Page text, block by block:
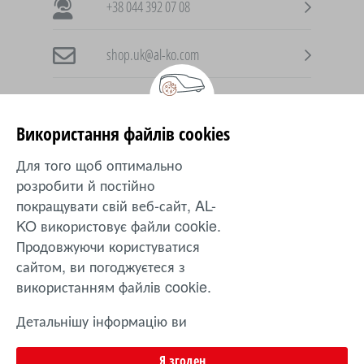
+38 044 392 07 08
shop.uk@al-ko.com
AL-KO в інших країнах
Захист | inTOUCH | Контакти
|
Оферта | Доставка
Gardentech. Усі права захищені.
Використання файлів cookies
Для того щоб оптимально
розробити й постійно
покращувати свій веб-сайт, AL-
KO використовує файли cookie.
Продовжуючи користуватися
сайтом, ви погоджуєтеся з
використанням файлів cookie.
Детальнішу інформацію ви